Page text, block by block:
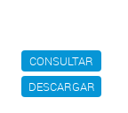
CONSULTAR
DESCARGAR